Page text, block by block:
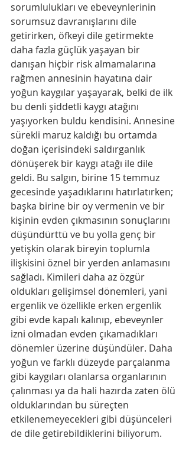
sorumlulukları ve ebeveynlerinin
sorumsuz davranışlarını dile
getirirken, öfkeyi dile getirmekte
daha fazla güçlük yaşayan bir
danışan hiçbir risk almamalarına
rağmen annesinin hayatına dair
yoğun kaygılar yaşayarak, belki de ilk
bu denli şiddetli kaygı atağını
yaşıyorken buldu kendisini. Annesine
sürekli maruz kaldığı bu ortamda
doğan içerisindeki saldırganlık
dönüşerek bir kaygı atağı ile dile
geldi. Bu salgın, birine 15 temmuz
gecesinde yaşadıklarını hatırlatırken;
başka birine bir oy vermenin ve bir
kişinin evden çıkmasının sonuçlarını
düşündürttü ve bu yolla genç bir
yetişkin olarak bireyin toplumla
ilişkisini öznel bir yerden anlamasını
sağladı. Kimileri daha az özgür
oldukları gelişimsel dönemleri, yani
ergenlik ve özellikle erken ergenlik
gibi evde kapalı kalınıp, ebeveynler
izni olmadan evden çıkamadıkları
dönemler üzerine düşündüler. Daha
yoğun ve farklı düzeyde parçalanma
gibi kaygıları olanlarsa organlarının
çalınması ya da hali hazırda zaten ölü
olduklarından bu süreçten
etkilenemeyecekleri gibi düşünceleri
de dile getirebildiklerini biliyorum.